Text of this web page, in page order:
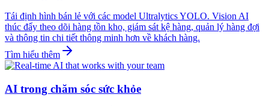
Tái định hình bán lẻ với các model Ultralytics YOLO. Vision AI
thúc đẩy theo dõi hàng tồn kho, giám sát kệ hàng, quản lý hàng đợi
và thông tin chi tiết thông minh hơn về khách hàng.
Tìm hiểu thêm
AI trong chăm sóc sức khỏe